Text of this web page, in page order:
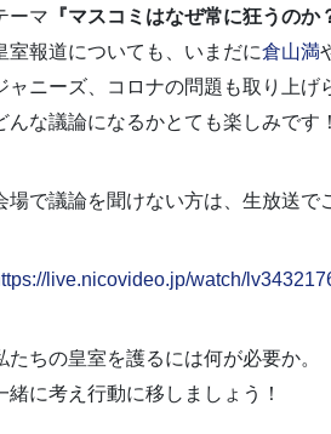
ーマ 『マスコミはなぜ常に狂うのか
室報道についても、いまだに倉山満
ャニーズ、コロナの問題も取り上げ
んな議論になるかとても楽しみです！
場で議論を聞けない方は、生放送で
live.nicovideo.jp/watch/
たちの皇室を護るには何が必要か。
緒に考え行動に移しましょう！